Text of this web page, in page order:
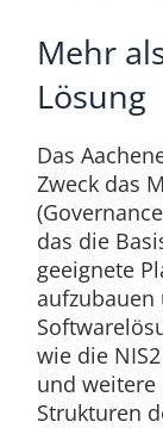
Mehr
Lösung
Das
Zweck das
das die
geeignete
aufzubauen
wie die
und
Strukturen